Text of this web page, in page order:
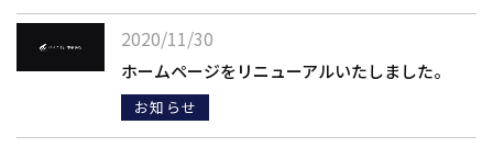
2020/11/30
ホームページをリニューアルいたしました。
お知らせ